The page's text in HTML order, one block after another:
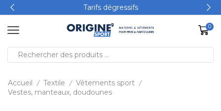
Tarifs dégressifs
0
Accueil / Textile / Vêtements sport /
Vestes, manteaux, doudounes